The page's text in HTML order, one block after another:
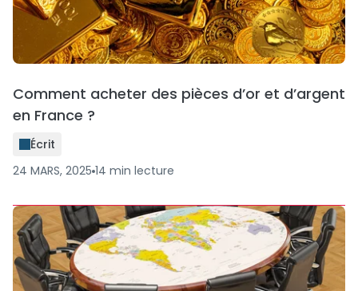
Comment acheter des pièces d’or et d’argent
en France ?
Écrit
24 MARS, 2025 14 min lecture